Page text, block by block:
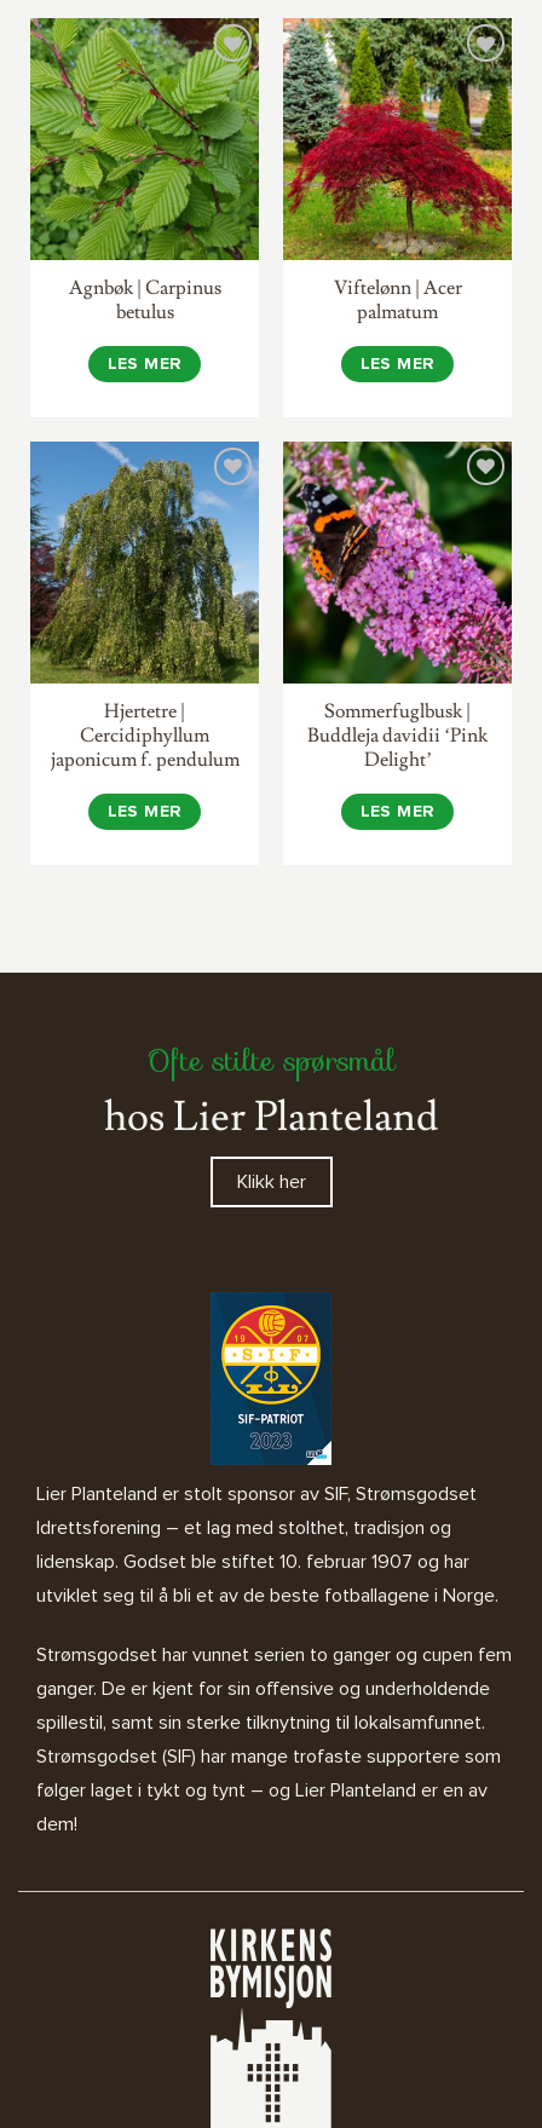
Agnbøk | Carpinus
betulus
LES MER
Viftelønn | Acer
palmatum
LES MER
Hjertetre |
Cercidiphyllum
japonicum f. pendulum
LES MER
Sommerfuglbusk |
Buddleja davidii ‘Pink
Delight’
LES MER
Ofte stilte spørsmål
hos Lier Planteland
Klikk her
Lier Planteland er stolt sponsor av SIF, Strømsgodset
Idrettsforening – et lag med stolthet, tradisjon og
lidenskap. Godset ble stiftet 10. februar 1907 og har
utviklet seg til å bli et av de beste fotballagene i Norge.
Strømsgodset har vunnet serien to ganger og cupen fem
ganger. De er kjent for sin offensive og underholdende
spillestil, samt sin sterke tilknytning til lokalsamfunnet.
Strømsgodset (SIF) har mange trofaste supportere som
følger laget i tykt og tynt – og Lier Planteland er en av
dem!